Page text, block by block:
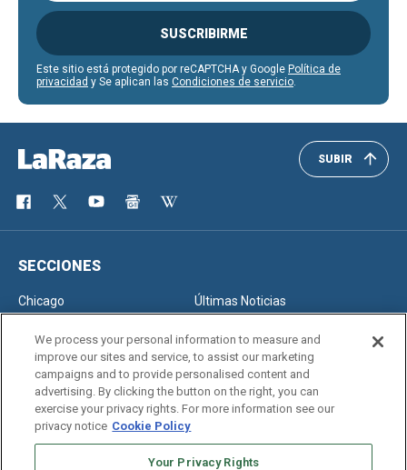
SUSCRIBIRME
Este sitio está protegido por reCAPTCHA y Google Política de
privacidad y Se aplican las Condiciones de servicio.
SUBIR
SECCIONES
Chicago
Últimas Noticias
SERVICIOS
Newsletter
Edición Impresa
We process your personal information to measure and
improve our sites and service, to assist our marketing
campaigns and to provide personalised content and
advertising. By clicking the button on the right, you can
exercise your privacy rights. For more information see our
privacy notice Cookie Policy
Your Privacy Rights